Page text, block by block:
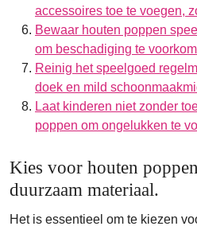
accessoires toe te voegen,
Bewaar houten poppen
om beschadiging te
Reinig het speelgoed
doek en mild
Laat kinderen niet zonder
poppen om ongelukken te
Kies voor houten
duurzaam materiaal.
Het is essentieel om te kiezen